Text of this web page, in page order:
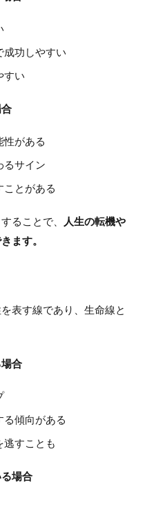
成功しやすい
すい
性がある
るサイン
ことがある
ることで、
人生の転機や
ます。
表す線であり、生命線と
合
る傾向がある
すことも
場合